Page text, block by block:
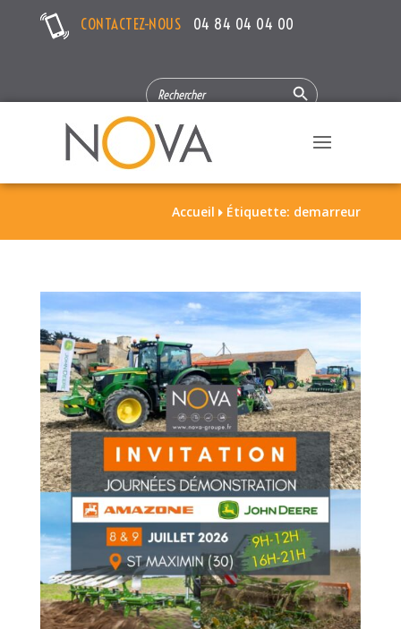
CONTACTEZ-NOUS 04 84 04 04 00
SEARCH
FOR:
Search Button
Accueil  Étiquette: demarreur